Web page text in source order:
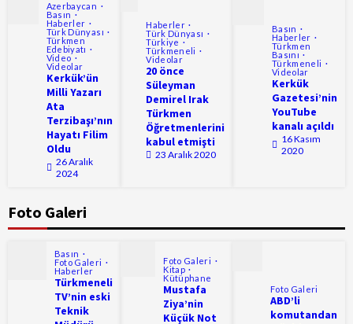
Azerbaycan
Basın
Haberler
Türk Dünyası
Türkmen
Edebiyatı
Video
Videolar
Kerkük’ün
Milli Yazarı
Ata
Terzibaşı’nın
Hayatı Filim
Oldu
26 Aralık
2024
Haberler
Türk Dünyası
Türkiye
Türkmeneli
Videolar
20 önce
Süleyman
Demirel Irak
Türkmen
Öğretmenlerini
kabul etmişti
23 Aralık 2020
Basın
Haberler
Türkmen
Basını
Türkmeneli
Videolar
Kerkük
Gazetesi’nin
YouTube
kanalı açıldı
16 Kasım
2020
Foto Galeri
Basın
Foto Galeri
Haberler
Türkmeneli
TV’nin eski
Teknik
Foto Galeri
Kitap
Kütüphane
Mustafa
Ziya’nin
Küçük Not
Foto Galeri
ABD’li
komutandan